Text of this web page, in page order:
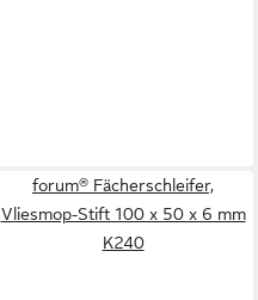
forum® Fächerschleifer,
Vliesmop-Stift 100 x 50 x 6 mm
K240